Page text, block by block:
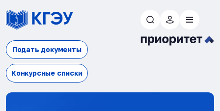
Подать документы
Конкурсные списки